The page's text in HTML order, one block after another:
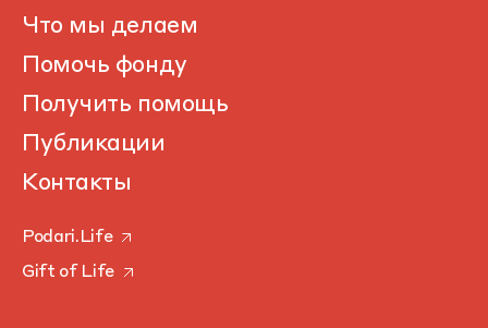
Что мы делаем
Помочь фонду
Получить помощь
Публикации
Контакты
Podari.Life
Gift of Life